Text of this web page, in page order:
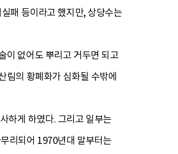
패 등이라고 했지만, 상당수는
이 없어도 뿌리고 거두면 되고
림의 황폐화가 심화될 수밖에
하게 하였다. 그리고 일부는
리되어 1970년대 말부터는